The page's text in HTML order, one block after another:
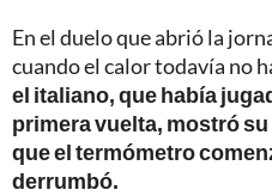
En el duelo que abrió la
cuando el calor todavía no
el italiano, que había
primera vuelta, mostró
que el termómetro
derrumbó.